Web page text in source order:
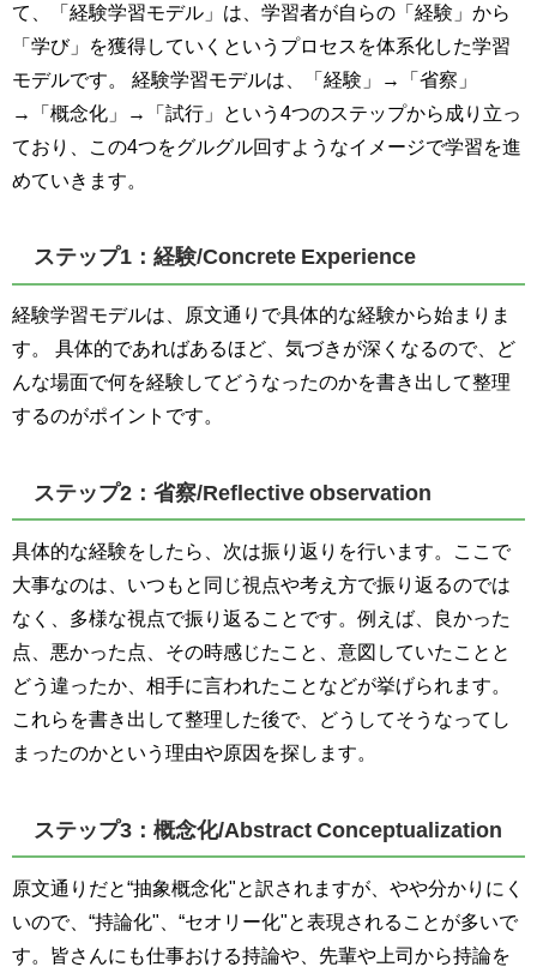
て、「経験学習モデル」は、学習者が自らの「経験」から
「学び」を獲得していくというプロセスを体系化した学習
モデルです。 経験学習モデルは、「経験」→「省察」
→「概念化」→「試行」という4つのステップから成り立っ
ており、この4つをグルグル回すようなイメージで学習を進
めていきます。
ステップ1：経験/Concrete Experience
経験学習モデルは、原文通りで具体的な経験から始まりま
す。 具体的であればあるほど、気づきが深くなるので、ど
んな場面で何を経験してどうなったのかを書き出して整理
するのがポイントです。
ステップ2：省察/Reflective observation
具体的な経験をしたら、次は振り返りを行います。ここで
大事なのは、いつもと同じ視点や考え方で振り返るのでは
なく、多様な視点で振り返ることです。例えば、良かった
点、悪かった点、その時感じたこと、意図していたことと
どう違ったか、相手に言われたことなどが挙げられます。
これらを書き出して整理した後で、どうしてそうなってし
まったのかという理由や原因を探します。
ステップ3：概念化/Abstract Conceptualization
原文通りだと“抽象概念化"と訳されますが、やや分かりにく
いので、“持論化"、“セオリー化"と表現されることが多いで
す。皆さんにも仕事おける持論や、先輩や上司から持論を